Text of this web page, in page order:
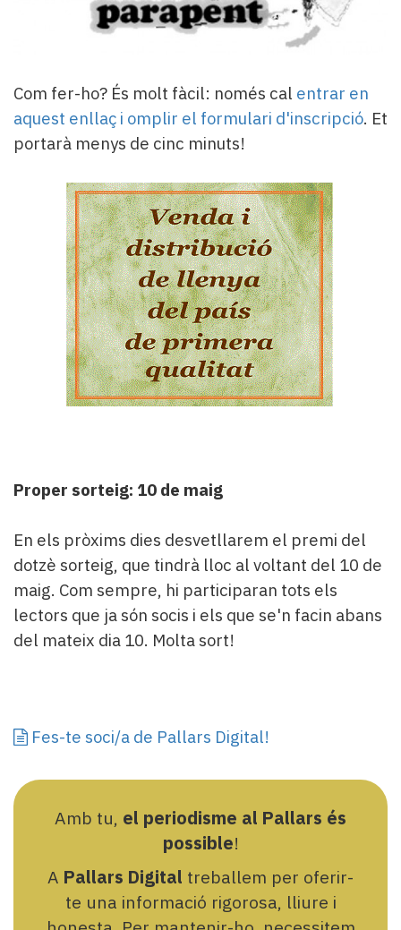
Com fer-ho? És molt fàcil: només cal entrar en
aquest enllaç i omplir el formulari d'inscripció. Et
portarà menys de cinc minuts!
Proper sorteig: 10 de maig
En els pròxims dies desvetllarem el premi del
dotzè sorteig, que tindrà lloc al voltant del 10 de
maig. Com sempre, hi participaran tots els
lectors que ja són socis i els que se'n facin abans
del mateix dia 10. Molta sort!
Fes-te soci/a de Pallars Digital!
Amb tu, el periodisme al Pallars és
possible!
A Pallars Digital treballem per oferir-
te una informació rigorosa, lliure i